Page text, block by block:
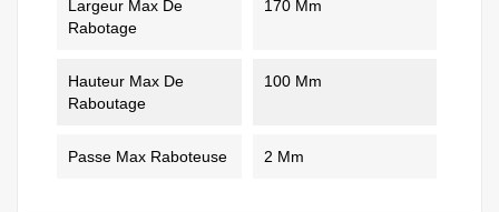
Largeur Max De
Rabotage
170 Mm
Hauteur Max De
Raboutage
100 Mm
Passe Max Raboteuse 2 Mm